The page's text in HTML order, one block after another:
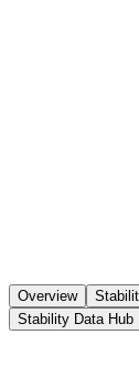
Overview
Stability Data Hub